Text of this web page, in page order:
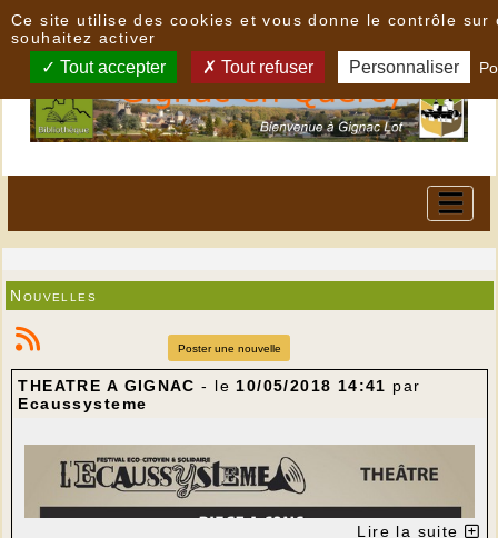
Nouvelles
Poster une nouvelle
THEATRE A GIGNAC - le10/05/2018 14:41 par
Ecaussysteme
Lire la suite
Ce site utilise des cookies et vous donne le contrôle sur
souhaitez activer
Tout accepter Tout refuser Personnaliser